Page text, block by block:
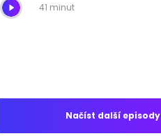
41 minut
Načíst další episody